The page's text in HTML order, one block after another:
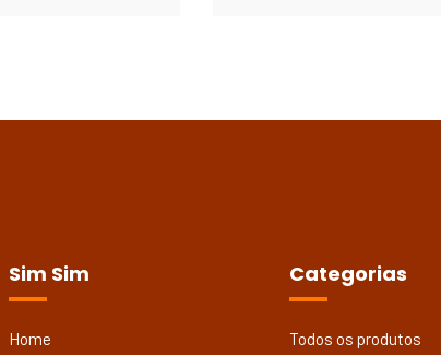
Sim Sim
Home
Categorias
Todos os produtos